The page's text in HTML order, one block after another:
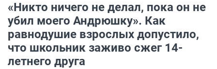
«Никто ничего не делал, пока он не
убил моего Андрюшку». Как
равнодушие взрослых допустило,
что школьник заживо сжег 14-
летнего друга